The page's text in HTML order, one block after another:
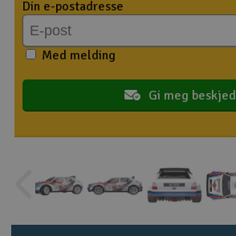
Smarthjem, lek & hobby
Solenergi
Sparkesykler & elkjøretøy
Verktøy, utstyr & tilbehør
Gavekort
Din e-postadresse
Med melding
Gi meg beskjed